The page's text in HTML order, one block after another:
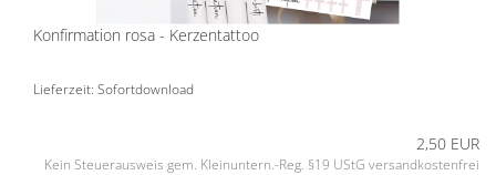
Konfirmation rosa - Kerzentattoo
Lieferzeit: Sofortdownload
2,50 EUR
Kein Steuerausweis gem. Kleinuntern.-Reg. §19 UStG versandkostenfrei